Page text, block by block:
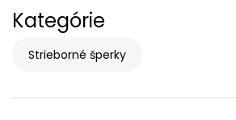
Kategórie
Strieborné šperky